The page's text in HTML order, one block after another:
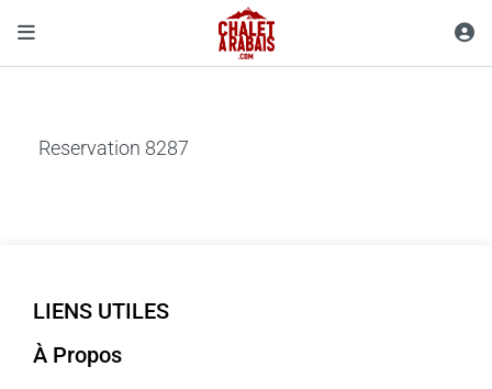
Reservation 8287
LIENS UTILES
À Propos